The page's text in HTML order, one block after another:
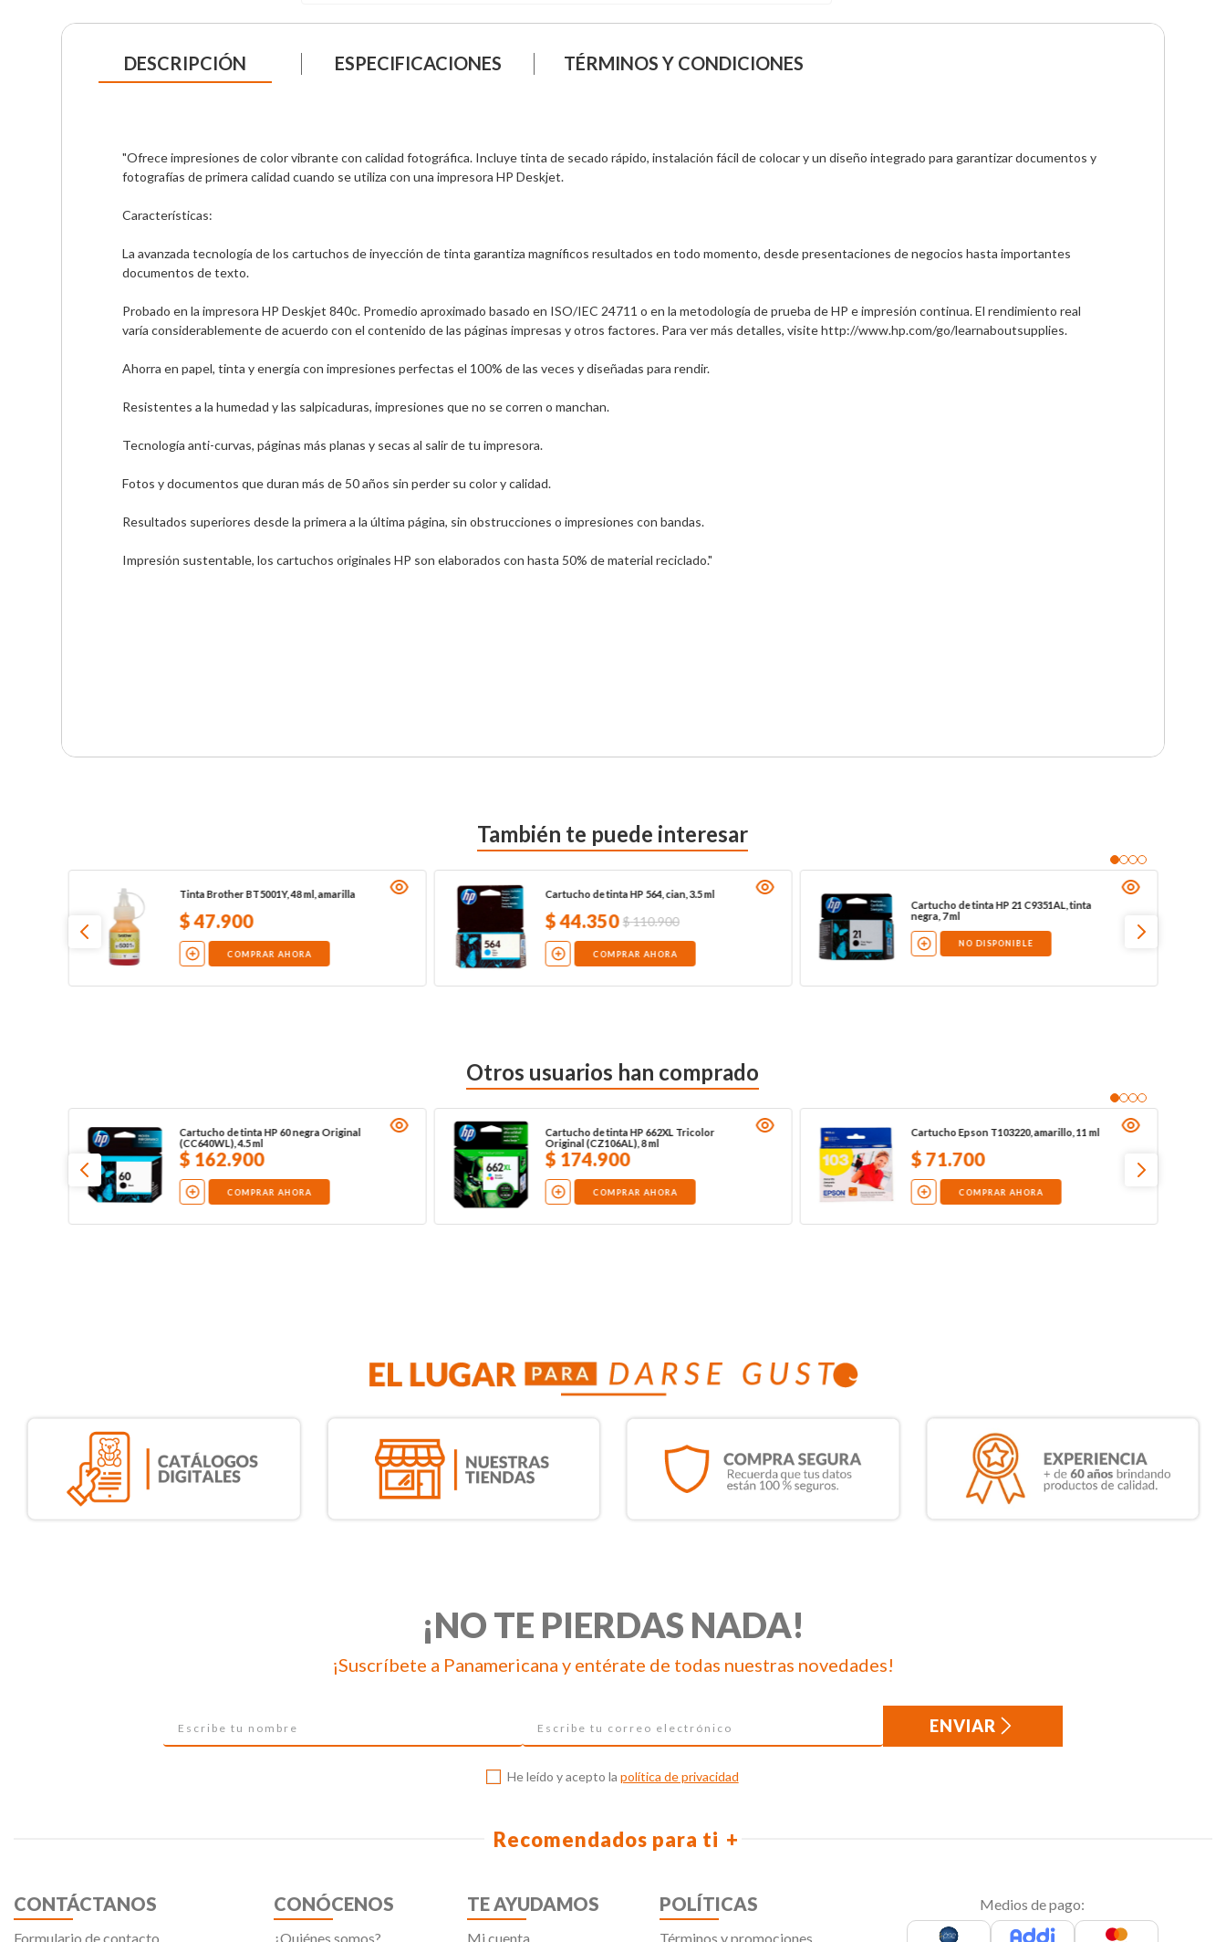
DESCRIPCIÓN ESPECIFICACIONES TÉRMINOS Y CONDICIONES
"Ofrece impresiones de color vibrante con calidad fotográfica. Incluye tinta de secado rápido, instalación fácil de colocar y un diseño integrado para garantizar documentos y
fotografías de primera calidad cuando se utiliza con una impresora HP Deskjet.
Características:
La avanzada tecnología de los cartuchos de inyección de tinta garantiza magníficos resultados en todo momento, desde presentaciones de negocios hasta importantes
documentos de texto.
Probado en la impresora HP Deskjet 840c. Promedio aproximado basado en ISO/IEC 24711 o en la metodología de prueba de HP e impresión continua. El rendimiento real
varía considerablemente de acuerdo con el contenido de las páginas impresas y otros factores. Para ver más detalles, visite http://www.hp.com/go/learnaboutsupplies.
Ahorra en papel, tinta y energía con impresiones perfectas el 100% de las veces y diseñadas para rendir.
Resistentes a la humedad y las salpicaduras, impresiones que no se corren o manchan.
Tecnología anti-curvas, páginas más planas y secas al salir de tu impresora.
Fotos y documentos que duran más de 50 años sin perder su color y calidad.
Resultados superiores desde la primera a la última página, sin obstrucciones o impresiones con bandas.
Impresión sustentable, los cartuchos originales HP son elaborados con hasta 50% de material reciclado."
También te puede interesar
Tinta Brother BT5001Y, 48 ml, amarilla
$47.900
COMPRAR AHORA
Cartucho de tinta HP 564, cian, 3.5 ml
$44.350 $110.900
COMPRAR AHORA
Cartucho de tinta HP 21 C9351AL, tinta
negra, 7 ml
NO DISPONIBLE
Otros usuarios han comprado
Cartucho de tinta HP 60 negra Original
(CC640WL), 4.5 ml
$ 162.900
COMPRAR AHORA
Cartucho de tinta HP 662XL Tricolor
Original (CZ106AL), 8 ml
$ 174.900
COMPRAR AHORA
Cartucho Epson T103220, amarillo, 11 ml
$71.700
COMPRAR AHORA
¡NO TE PIERDAS NADA!
¡Suscríbete a Panamericana y entérate de todas nuestras novedades!
ENVIAR
He leído y acepto la política de privacidad
Recomendados para ti
CONTÁCTANOS
Formulario de contacto
CONÓCENOS
¿Quiénes somos?
TE AYUDAMOS
Mi cuenta
POLÍTICAS
Términos y promociones
Medios de pago: